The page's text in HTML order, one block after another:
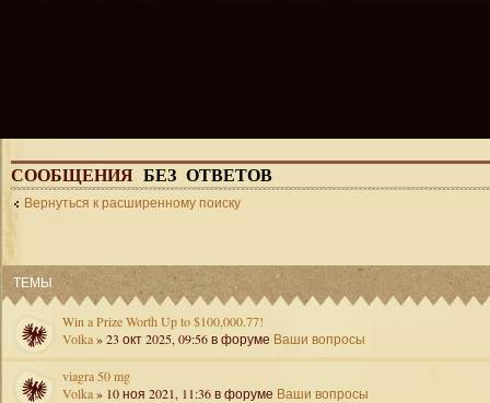
СООБЩЕНИЯ БЕЗ ОТВЕТОВ
Вернуться к расширенному поиску
ТЕМЫ
Win a Prize Worth Up to $100,000.77!
Volka» 23 окт 2025, 09:56 в форуме Ваши вопросы
viagra 50 mg
Volka» 10 ноя 2021, 11:36 в форуме Ваши вопросы